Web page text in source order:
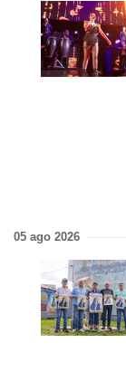
05 ago 2026